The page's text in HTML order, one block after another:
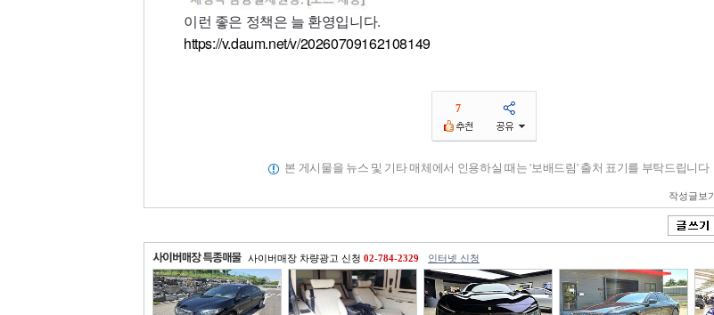
이런 좋은 정책은 늘 환영입니다.
https://v.daum.net/v/20260709162108149
7
본 게시물을 뉴스 및 기타 매체에서 인용하실 때는 '보배드림' 출처 표기를 부탁드립니다
작성글보기
사이버매장 차량광고 신청 02-784-2329 인터넷 신청